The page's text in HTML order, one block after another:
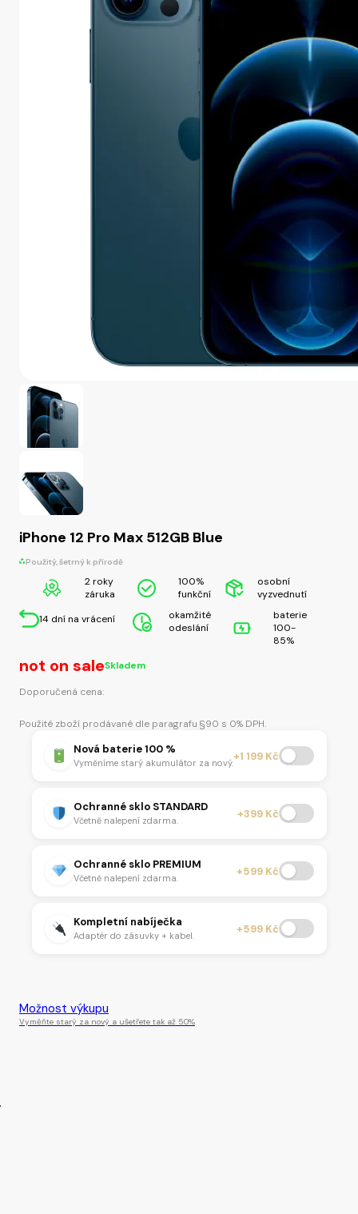
iPhone 12 Pro Max 512GB Blue
Použitý, šetrný k přírodě
2 roky
záruka
100%
funkční
osobní
vyzvednutí
14 dní na vrácení
okamžité
odeslání
baterie
100-
85%
not on saleSkladem
Doporučená cena:
Použité zboží prodávané dle paragrafu §90 s 0% DPH.
Nová baterie 100 %
Vyměníme starý akumulátor za nový.+1 199 Kč
Ochranné sklo STANDARD
Včetně nalepení zdarma. +399 Kč
Ochranné sklo PREMIUM
Včetně nalepení zdarma. +599 Kč
Kompletní nabíječka
Adaptér do zásuvky + kabel. +599 Kč
Možnost výkupu
Vyměňte starý za nový a ušetřete tak až 50%